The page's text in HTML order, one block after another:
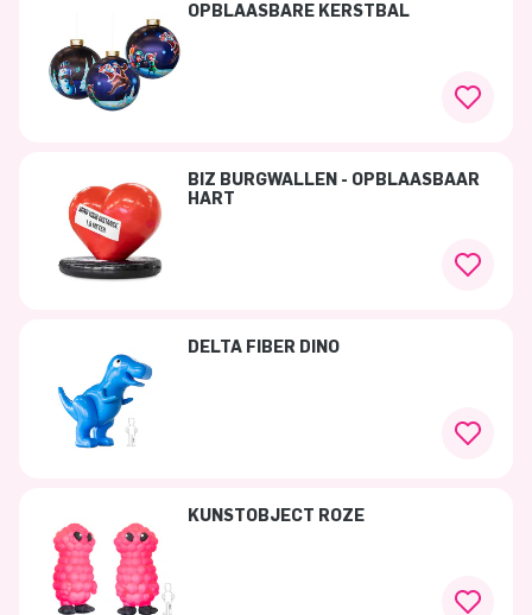
OPBLAASBARE KERSTBAL
BIZ BURGWALLEN - OPBLAASBAAR
HART
DELTA FIBER DINO
KUNSTOBJECT ROZE